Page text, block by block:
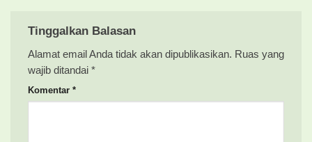
Tinggalkan Balasan
Alamat email Anda tidak akan dipublikasikan. Ruas yang
wajib ditandai *
Komentar *